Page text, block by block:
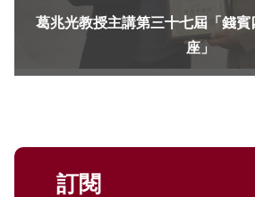
葛兆光教授主講第三十七屆「錢
座」
訂閱